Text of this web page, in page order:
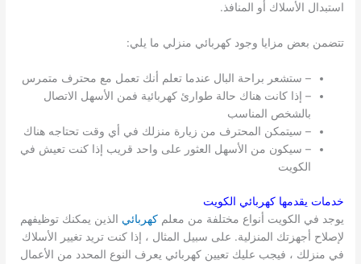
استبدال الأسلاك أو المنافذ.
تتضمن بعض مزايا وجود كهربائي منزلي ما يلي:
– ستشعر براحة البال عندما تعلم أنك تعمل مع محترف متمرس
– إذا كانت هناك حالة طوارئ كهربائية فمن الأسهل الاتصال
بالشخص المناسب
– سيتمكن المحترف من زيارة منزلك في أي وقت تحتاجه هناك
– سيكون من الأسهل العثور على واحد قريب إذا كنت تعيش في
الكويت
خدمات يقدمها كهربائي الكويت
يوجد في الكويت أنواع مختلفة من معلمكهربائي الذين يمكنك توظيفهم
لإصلاح أجهزتك المنزلية. على سبيل المثال ، إذا كنت تريد تغيير الأسلاك
في منزلك ، فيجب عليك تعيين كهربائي يعرف النوع المحدد من الأعمال